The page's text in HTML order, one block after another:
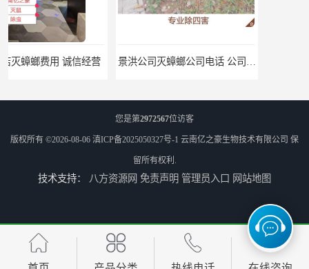
景洪公司灭蟑螂公司电话 公司致力于诚信 商店灭蟑螂公司 上门服务
上门服务 楚雄森林灭跳蚤批发 商店灭跳蚤厂商
您是第2972567位访客
版权所有 ©2026-08-06 滇ICP备2025050327号-1 云南亿之豪生物技术有限公司 保
留所有权利.
技术支持： 八方资源网 免责声明 管理员入口 网站地图